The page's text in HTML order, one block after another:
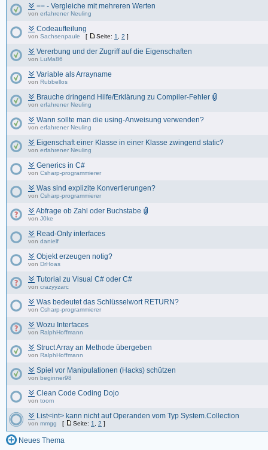
== - Vergleiche mit mehreren Werten
von erfahrener Neuling
Codeaufteilung
von Sachsenpaule [ Seite: 1 2 ]
Vererbung und der Zugriff auf die Eigenschaften
von LuMa86
Variable als Arrayname
von Rubbellos
Brauche dringend Hilfe/Erklärung zu Compiler-Fehler
von erfahrener Neuling
Wann sollte man die using-Anweisung verwenden?
von erfahrener Neuling
Eigenschaft einer Klasse in einer Klasse zwingend static?
von erfahrener Neuling
Generics in C#
von Csharp-programmierer
Was sind explizite Konvertierungen?
von Csharp-programmierer
Abfrage ob Zahl oder Buchstabe
von J0ke
Read-Only interfaces
von danielf
Objekt erzeugen notig?
von DrHoas
Tutorial zu Visual C# oder C#
von crazyyzarc
Was bedeutet das Schlüsselwort RETURN?
von Csharp-programmierer
Wozu Interfaces
von RalphHoffmann
Struct Array an Methode übergeben
von RalphHoffmann
Spiel vor Manipulationen (Hacks) schützen
von beginner98
Clean Code Coding Dojo
von toom
List<int> kann nicht auf Operanden vom Typ System.Collection
von mmgg [ Seite: 1 2 ]
Neues Thema